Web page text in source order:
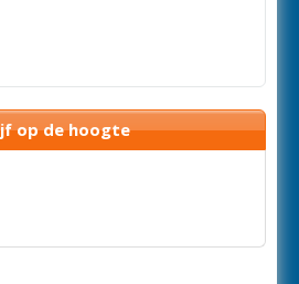
op de hoogte